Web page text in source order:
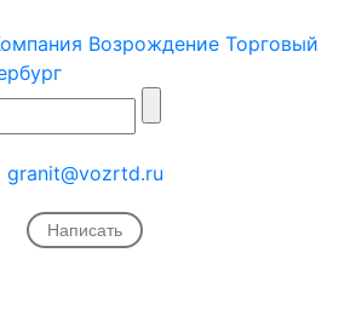
granit@vozrtd.ru
Написать